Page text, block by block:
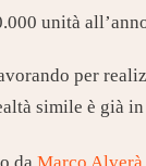
unità
per
simile è già